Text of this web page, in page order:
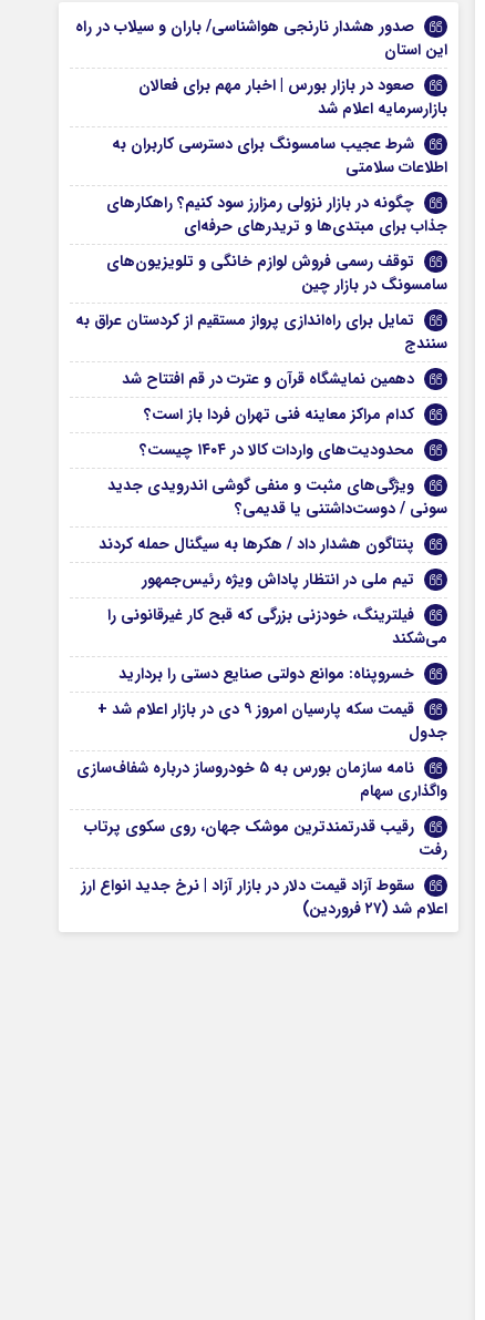
صدور هشدار نارنجی هواشناسی/ باران و سیلاب در راه
این استان
صعود در بازار بورس | اخبار مهم برای فعالان
بازارسرمایه اعلام شد
شرط عجیب سامسونگ برای دسترسی کاربران به
اطلاعات سلامتی
چگونه در بازار نزولی رمزارز سود کنیم؟ راهکارهای
جذاب برای مبتدی‌ها و تریدرهای حرفه‌ای
توقف رسمی فروش لوازم خانگی و تلویزیون‌های
سامسونگ در بازار چین
تمایل برای راه‌اندازی پرواز مستقیم از کردستان عراق به
سنندج
دهمین نمایشگاه قرآن و عترت در قم افتتاح شد
کدام مراکز معاینه فنی تهران فردا باز است؟
محدودیت‌های واردات کالا در ۱۴۰۴ چیست؟
ویژگی‌های مثبت و منفی گوشی اندرویدی جدید
سونی / دوست‌داشتنی یا قدیمی؟
پنتاگون هشدار داد / هکرها به سیگنال حمله کردند
تیم ملی در انتظار پاداش ویژه رئیس‌جمهور
فیلترینگ، خودزنی بزرگی که قبح کار غیرقانونی را
می‌شکند
خسروپناه: موانع دولتی صنایع دستی را بردارید
قیمت سکه پارسیان امروز ۹ دی در بازار اعلام شد +
جدول
نامه سازمان بورس به ۵ خودروساز درباره شفاف‌سازی
واگذاری سهام
رقیب قدرتمندترین موشک جهان، روی سکوی پرتاب
رفت
سقوط آزاد قیمت دلار در بازار آزاد | نرخ جدید انواع ارز
اعلام شد (۲۷ فروردین)